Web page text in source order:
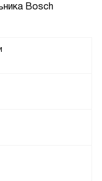
Bosch